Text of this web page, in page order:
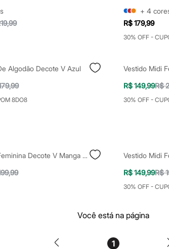
+ 4
R$ 179,99
30% OFF -
Algodão Decote V Azul
8DO8
R$ 149,99R$
30% OFF -
Vestido Midi Feminina Decote V Manga Longa Verde
Vestido Midi
R$ 149,99R$
30% OFF -
Você está na página
1